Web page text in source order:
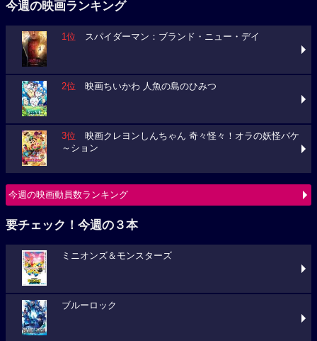
今週の映画ランキング
1位 スパイダーマン：ブランド・ニュー・デイ
2位 映画ちいかわ 人魚の島のひみつ
3位 映画クレヨンしんちゃん 奇々怪々！オラの妖怪バケ
～ション
今週の映画動員数ランキング
要チェック！今週の３本
ミニオンズ＆モンスターズ
ブルーロック